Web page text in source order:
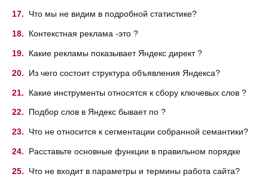
Что мы не видим в подробной статистике?
Контекстная реклама -это ?
Какие рекламы показывает Яндекс директ ?
Из чего состоит структура объявления Яндекса?
Какие инструменты относятся к сбору ключевых слов ?
Подбор слов в Яндекс бывает по ?
Что не относится к сегментации собранной семантики?
Расставьте основные функции в правильном порядке
Что не входит в параметры и термины работа сайта?